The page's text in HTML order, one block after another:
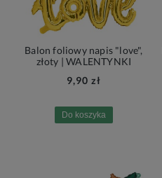
Balon foliowy napis "love",
złoty | WALENTYNKI
9,90 zł
Do koszyka